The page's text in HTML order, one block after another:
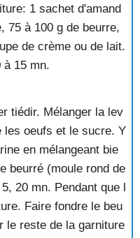
1 sachet d'amand
75 à 100 g de beurre,
de crème ou de lait.
à 15 mn.
tiédir. Mélanger la lev
les oeufs et le sucre. Y
en mélangeant bie
beurré (moule rond de
20 mn. Pendant que l
Faire fondre le beu
le reste de la garniture